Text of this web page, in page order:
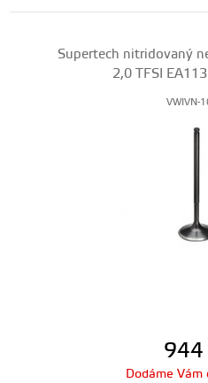
Supertech nitridovaný
2,0 TFSI
VWIVN-
944
Dodáme